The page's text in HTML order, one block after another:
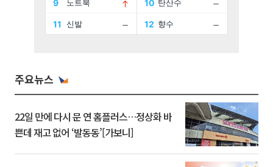
주요뉴스
22일 만에 다시 문 연 홈플러스…정상화 바
쁜데 재고 없어 ‘발동동’[가보니]